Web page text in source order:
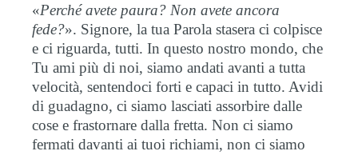
«Perché avete paura? Non avete ancora
fede?». Signore, la tua Parola stasera ci colpisce
e ci riguarda, tutti. In questo nostro mondo, che
Tu ami più di noi, siamo andati avanti a tutta
velocità, sentendoci forti e capaci in tutto. Avidi
di guadagno, ci siamo lasciati assorbire dalle
cose e frastornare dalla fretta. Non ci siamo
fermati davanti ai tuoi richiami, non ci siamo